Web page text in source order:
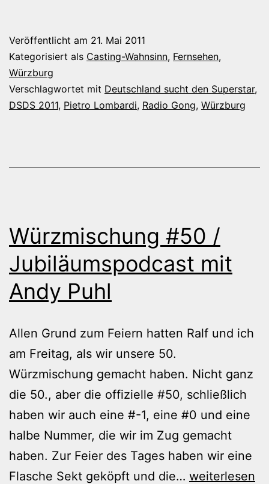
eines
Veröffentlicht am 21. Mai 2011
Kategorisiert als Casting-Wahnsinn, Fernsehen,
Würzburg
Verschlagwortet mit Deutschland sucht den Superstar,
DSDS 2011, Pietro Lombardi, Radio Gong, Würzburg
Würzmischung #50 /
Jubiläumspodcast mit
Andy Puhl
Allen Grund zum Feiern hatten Ralf und ich
am Freitag, als wir unsere 50.
Würzmischung gemacht haben. Nicht ganz
die 50., aber die offizielle #50, schließlich
haben wir auch eine #-1, eine #0 und eine
halbe Nummer, die wir im Zug gemacht
haben. Zur Feier des Tages haben wir eine
Flasche Sekt geköpft und die… weiterlesen